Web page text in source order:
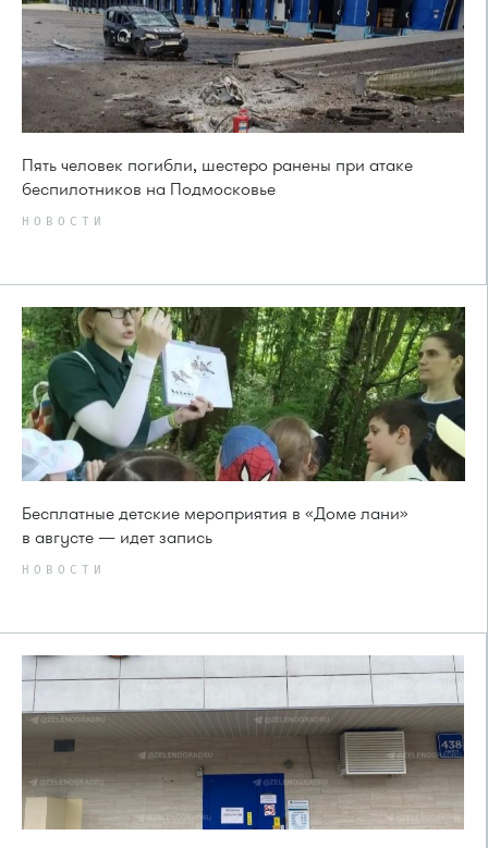
Пять человек погибли, шестеро ранены при атаке
беспилотников на Подмосковье
НОВОСТИ
Бесплатные детские мероприятия в «Доме лани»
в августе — идет запись
НОВОСТИ